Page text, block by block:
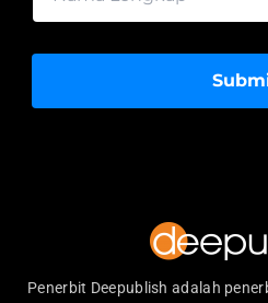
Penerbit Deepublish adalah